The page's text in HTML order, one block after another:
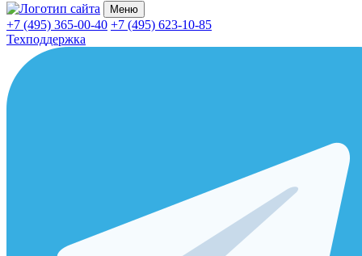
Меню
+7 (495) 365-00-40 +7 (495) 623-10-85
Техподдержка